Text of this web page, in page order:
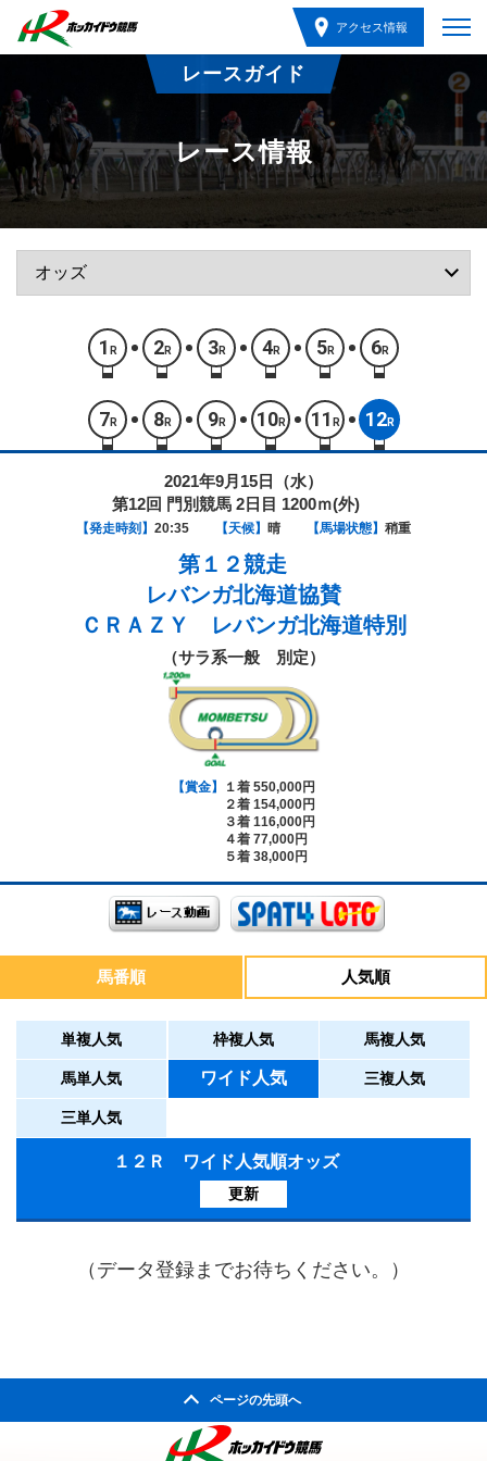
アクセス情報
レースガイド
レース情報
1 R 2R 3R 4R 5R 6R
7 R 8R 9R 10R 11 R 12R
2021年9月15日（水）
第12回 門別競馬 2日目 1200ｍ(外)
【発走時刻】 20:35 【天候】 晴 【馬場状態】 稍重
第１２競走
レバンガ北海道協賛
ＣＲＡＺＹ レバンガ北海道特別
（サラ系一般 別定）
【賞金】
１着 550,000円
２着 154,000円
３着 116,000円
４着 77,000円
５着 38,000円
馬番順 人気順
単複人気 枠複人気 馬複人気
馬単人気 ワイド人気 三複人気
三単人気
１２Ｒ ワイド人気順オッズ
更新
（データ登録までお待ちください。）
ページの先頭へ